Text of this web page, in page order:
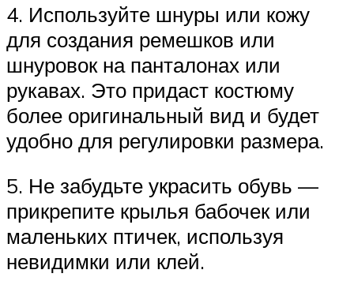
4. Используйте шнуры или кожу
для создания ремешков или
шнуровок на панталонах или
рукавах. Это придаст костюму
более оригинальный вид и будет
удобно для регулировки размера.
5. Не забудьте украсить обувь —
прикрепите крылья бабочек или
маленьких птичек, используя
невидимки или клей.